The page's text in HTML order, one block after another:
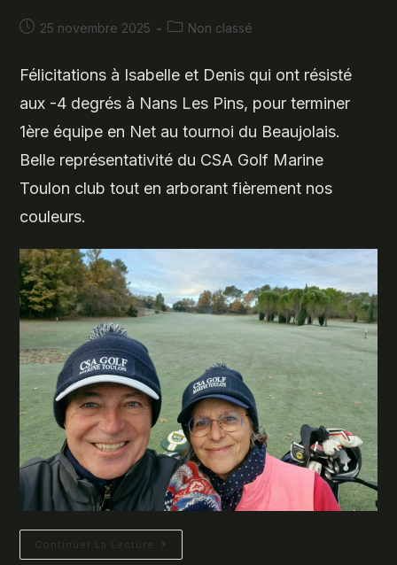
Publication
25 novembre 2025
PostNon classé
Félicitations à Isabelle et Denis qui ont résisté
aux -4 degrés à Nans Les Pins, pour terminer
1ère équipe en Net au tournoi du Beaujolais.
Belle représentativité du CSA Golf Marine
Toulon club tout en arborant fièrement nos
couleurs.
Continuer La Lecture
Le
CSA